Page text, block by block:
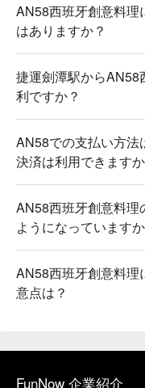
AN58西班牙創意料理
はありますか？
捷運劍潭駅からAN58
利ですか？
AN58での支払い方法
決済は利用できます
AN58西班牙創意料理
ようになっています
AN58西班牙創意料理
意点は？
FunNow 企業紹介